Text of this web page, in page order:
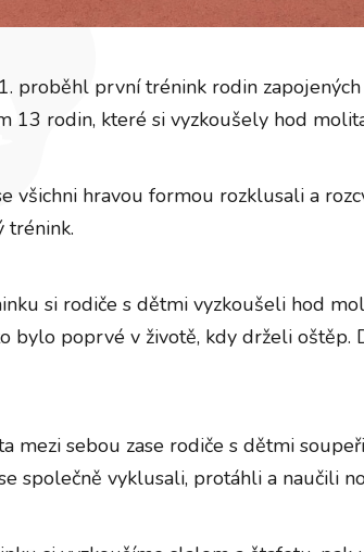
proběhl první trénink rodin
13 rodin, které si vyzkoušely hod
všichni hravou formou rozklusali a
trénink.
si rodiče s dětmi vyzkoušeli hod
bylo poprvé v životě, kdy drželi oštěp.
mezi sebou zase rodiče s dětmi
společně vyklusali, protáhli a naučili